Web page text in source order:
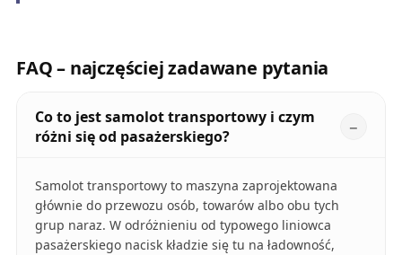
FAQ – najczęściej zadawane pytania
Co to jest samolot transportowy i czym
różni się od pasażerskiego?
Samolot transportowy to maszyna zaprojektowana
głównie do przewozu osób, towarów albo obu tych
grup naraz. W odróżnieniu od typowego liniowca
pasażerskiego nacisk kładzie się tu na ładowność,